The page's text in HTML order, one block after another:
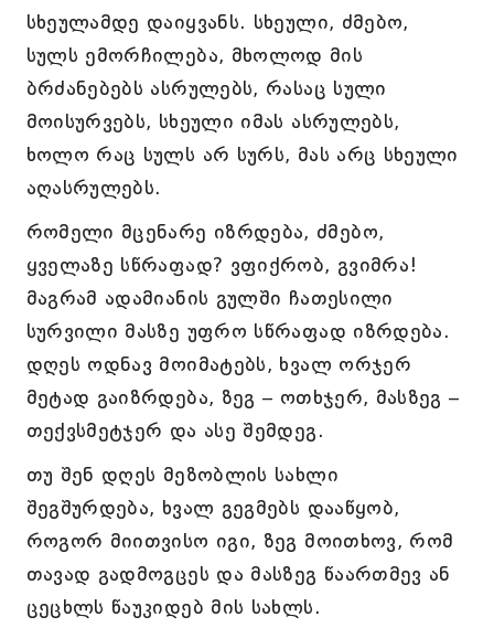
სხეულამდე დაიყვანს. სხეული, ძმებო,
სულს ემორჩილება, მხოლოდ მის
ბრძანებებს ასრულებს, რასაც სული
მოისურვებს, სხეული იმას ასრულებს,
ხოლო რაც სულს არ სურს, მას არც სხეული
აღასრულებს.
რომელი მცენარე იზრდება, ძმებო,
ყველაზე სწრაფად? ვფიქრობ, გვიმრა!
მაგრამ ადამიანის გულში ჩათესილი
სურვილი მასზე უფრო სწრაფად იზრდება.
დღეს ოდნავ მოიმატებს, ხვალ ორჯერ
მეტად გაიზრდება, ზეგ – ოთხჯერ, მასზეგ –
თექვსმეტჯერ და ასე შემდეგ.
თუ შენ დღეს მეზობლის სახლი
შეგშურდება, ხვალ გეგმებს დააწყობ,
როგორ მიითვისო იგი, ზეგ მოითხოვ, რომ
თავად გადმოგცეს და მასზეგ წაართმევ ან
ცეცხლს წაუკიდებ მის სახლს.